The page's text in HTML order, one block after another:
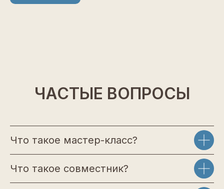
ЧАСТЫЕ ВОПРОСЫ
Что такое мастер-класс?
Что такое совместник?